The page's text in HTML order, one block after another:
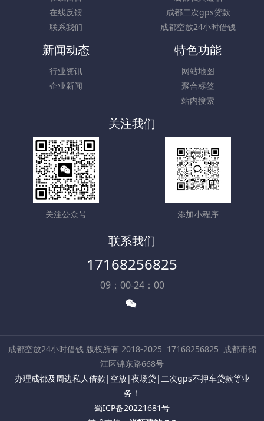
在线反馈
联系我们
成都二次gps贷款
成都空放24小时借钱
新闻动态
行业资讯
企业新闻
特色功能
网站地图
聚合标签
站内搜索
关注我们
关注公众号 添加小程序
联系我们
17168256825
09：00-24：00
成都空放24小时借钱 版权所有 2018-2025 17168256825 成都市锦
江区锦东路668号
办理成都及周边私人借款|空放|夜场贷|二次gps不押车贷款等业
务！
蜀ICP备20221681号